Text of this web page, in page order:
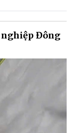
nghiệp Đông